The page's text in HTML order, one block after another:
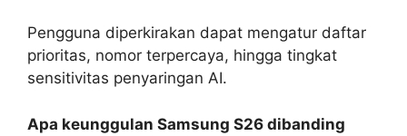
Pengguna diperkirakan dapat mengatur daftar
prioritas, nomor terpercaya, hingga tingkat
sensitivitas penyaringan AI.
Apa keunggulan Samsung S26 dibanding